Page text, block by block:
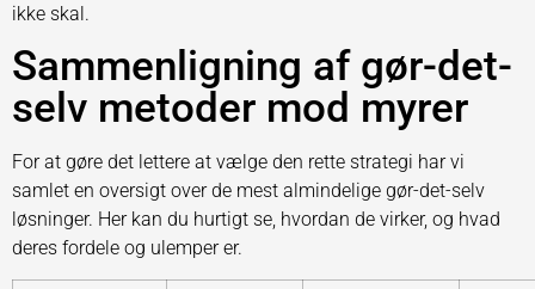
ikke skal.
Sammenligning af gør-det-
selv metoder mod myrer
For at gøre det lettere at vælge den rette strategi har vi
samlet en oversigt over de mest almindelige gør-det-selv
løsninger. Her kan du hurtigt se, hvordan de virker, og hvad
deres fordele og ulemper er.